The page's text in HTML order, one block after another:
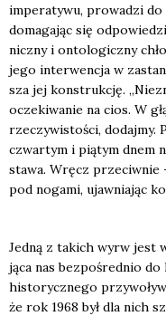
impe­ra­ty­wu, pro­wa­dzi do
doma­ga­jąc się
nicz­ny i onto­lo­gicz­ny
jego inter­wen­cja w
sza jej kon­struk­cję.
ocze­ki­wa­nie na cios. W
rze­czy­wi­sto­ści, dodaj­my.
czwar­tym i pią­tym dnem
sta­wa. Wręcz
pod noga­mi, ujaw­nia­jąc
Jed­ną z takich wyrw jest
ją­ca nas bez­po­śred­nio
histo­rycz­ne­go
że rok 1968 był dla nich